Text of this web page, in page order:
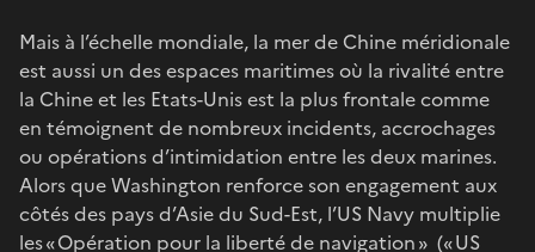
Mais à l’échelle mondiale, la mer de Chine méridionale
est aussi un des espaces maritimes où la rivalité entre
la Chine et les Etats-Unis est la plus frontale comme
en témoignent de nombreux incidents, accrochages
ou opérations d’intimidation entre les deux marines.
Alors que Washington renforce son engagement aux
côtés des pays d’Asie du Sud-Est, l’US Navy multiplie
les « Opération pour la liberté de navigation » (« US